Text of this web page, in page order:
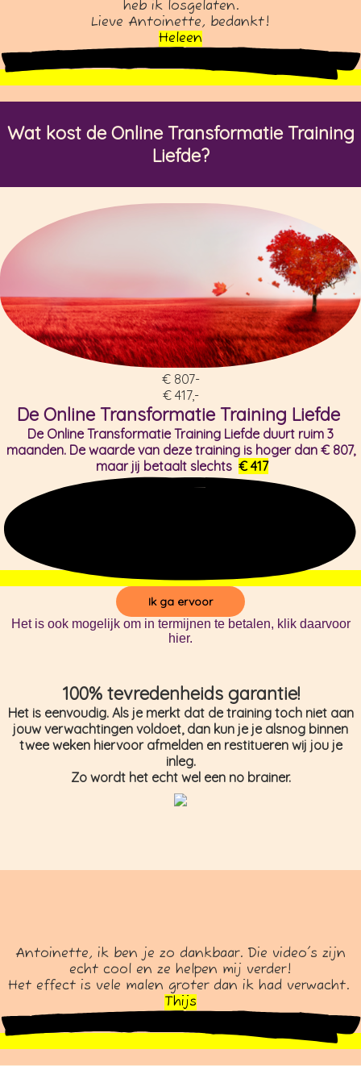
heb ik losgelaten.
Lieve Antoinette, bedankt!
Heleen
Wat kost de Online Transformatie Training
Liefde?
€ 807-
€ 417,-
De Online Transformatie Training Liefde
De Online Transformatie Training Liefde duurt ruim 3
maanden. De waarde van deze training is hoger dan € 807,
maar jij betaalt slechts € 417
Ik ga ervoor
Het is ook mogelijk om in termijnen te betalen, klik daarvoor
hier.
100% tevredenheids garantie!
Het is eenvoudig. Als je merkt dat de training toch niet aan
jouw verwachtingen voldoet, dan kun je je alsnog binnen
twee weken hiervoor afmelden en restitueren wij jou je
inleg.
Zo wordt het echt wel een no brainer.
Antoinette, ik ben je zo dankbaar. Die video's zijn
echt cool en ze helpen mij verder!
Het effect is vele malen groter dan ik had verwacht.
Thijs